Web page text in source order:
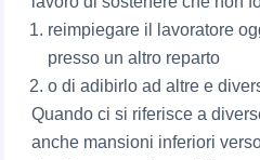
reimpiegare il lavoratore
presso un altro reparto
o di adibirlo ad altre e
Quando ci si riferisce a
anche mansioni inferiori